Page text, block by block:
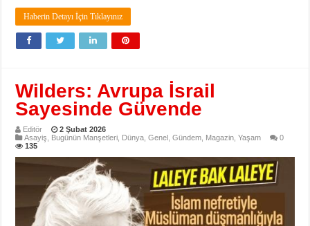
Haberin Detayı İçin Tıklayınız
Wilders: Avrupa İsrail
Sayesinde Güvende
Editör
2 Şubat 2026
Asayiş
Bugünün Manşetleri Dünya ,Genel ,Gündem Magazin ,Yaşam
0
135